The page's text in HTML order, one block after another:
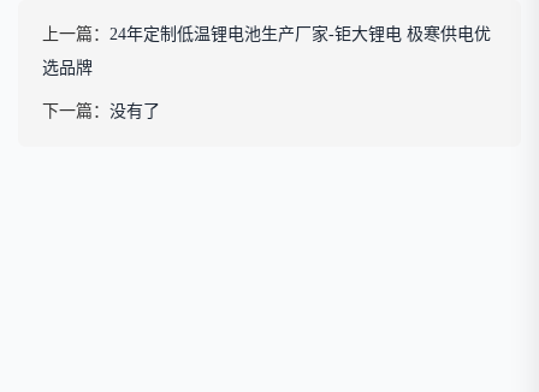
上一篇： 24年定制低温锂电池生产厂家-钜大锂电 极寒供电优
选品牌
下一篇： 没有了